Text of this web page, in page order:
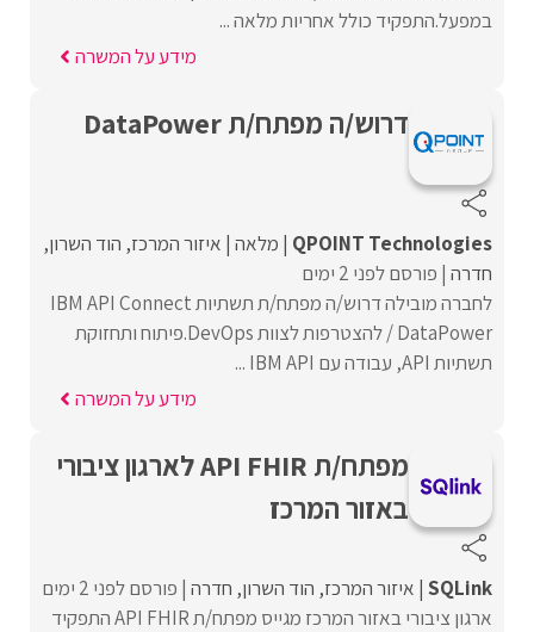
במפעל.התפקיד כולל אחריות מלאה ...
מידע על המשרה
דרוש/ה מפתח/ת DataPower
QPOINT Technologies מלאה איזור המרכז הוד השרון
חדרה פורסם לפני 2 ימים
לחברה מובילה דרוש/ה מפתח/ת תשתיות IBM API Connect
/ DataPower להצטרפות לצוות DevOps.פיתוח ותחזוקת
תשתיות API, עבודה עם IBM API ...
מידע על המשרה
מפתח/ת API FHIR לארגון ציבורי
באזור המרכז
SQLink איזור המרכז הוד השרון חדרה פורסם לפני 2 ימים
ארגון ציבורי באזור המרכז מגייס מפתח/ת API FHIR התפקיד